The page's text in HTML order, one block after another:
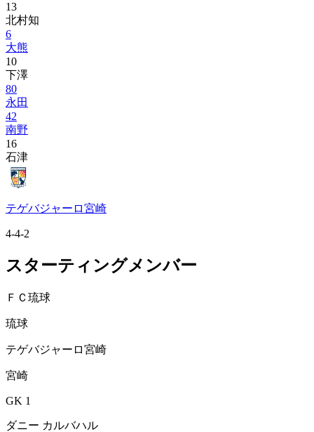
13
北村知
6
大熊
10
下澤
80
永田
42
南野
16
石津
テゲバジャーロ宮崎
4-4-2
スターティングメンバー
ＦＣ琉球
琉球
テゲバジャーロ宮崎
宮崎
GK 1
ダニー カルバハル